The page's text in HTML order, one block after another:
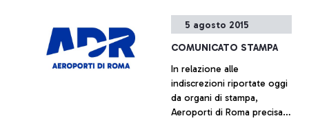
5 agosto 2015
COMUNICATO STAMPA
In relazione alle
indiscrezioni riportate oggi
da organi di stampa,
Aeroporti di Roma precisa